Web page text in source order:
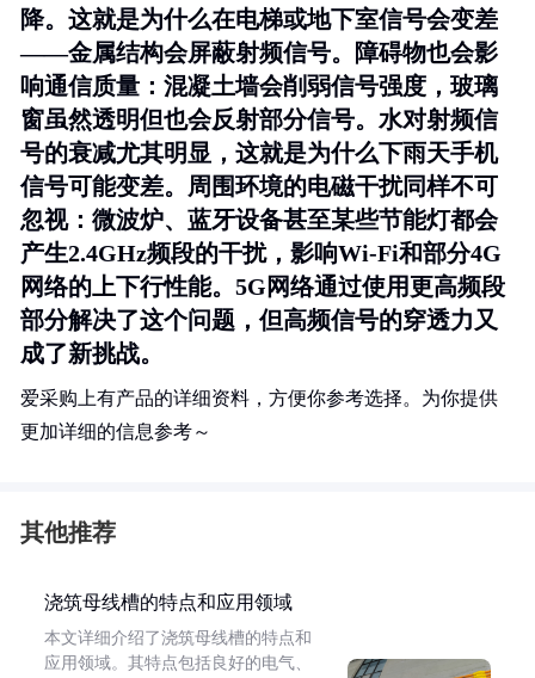
降。这就是为什么在电梯或地下室信号会变差
——金属结构会屏蔽射频信号。障碍物也会影
响通信质量：混凝土墙会削弱信号强度，玻璃
窗虽然透明但也会反射部分信号。水对射频信
号的衰减尤其明显，这就是为什么下雨天手机
信号可能变差。周围环境的电磁干扰同样不可
忽视：微波炉、蓝牙设备甚至某些节能灯都会
产生2.4GHz频段的干扰，影响Wi-Fi和部分4G
网络的上下行性能。5G网络通过使用更高频段
部分解决了这个问题，但高频信号的穿透力又
成了新挑战。
爱采购上有产品的详细资料，方便你参考选择。为你提供
更加详细的信息参考～
其他推荐
浇筑母线槽的特点和应用领域
本文详细介绍了浇筑母线槽的特点和
应用领域。其特点包括良好的电气、